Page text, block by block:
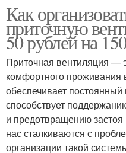
Как
приточную
50 рублей на
Приточная вентиляция —
комфортного
обеспечивает постоянный
способствует
и предотвращению
нас сталкиваются с
организации такой